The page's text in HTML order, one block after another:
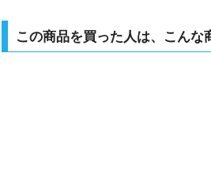
この商品を買った人は、こんな